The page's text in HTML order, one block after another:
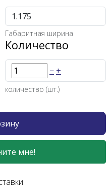
Габаритная ширина
Количество
− +
количество (шт.)
мне!